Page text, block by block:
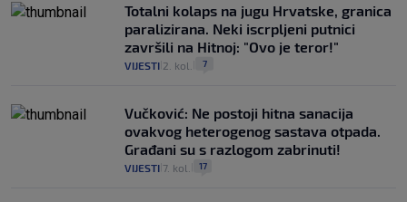
Totalni kolaps na jugu Hrvatske, granica
paralizirana. Neki iscrpljeni putnici
završili na Hitnoj: "Ovo je teror!"
VIJESTI 2. kol. 7
Vučković: Ne postoji hitna sanacija
ovakvog heterogenog sastava otpada.
Građani su s razlogom zabrinuti!
VIJESTI 7. kol. 17